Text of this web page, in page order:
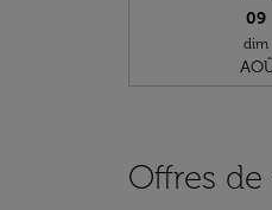
09
dim
Offres